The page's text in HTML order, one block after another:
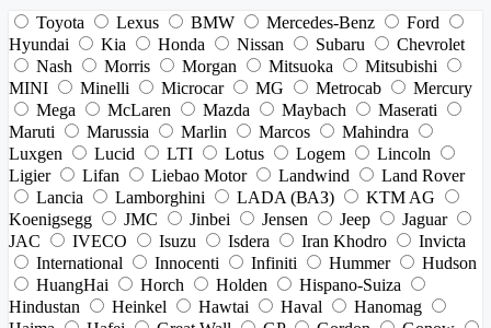
Toyota Lexus BMW Mercedes-Benz
Ford
Hyundai
Kia Honda Nissan Subaru
Chevrolet
Nash
Morris Morgan Mitsuoka
Mitsubishi
MINI
Minelli Microcar MG Metrocab
Mercury
Mega
McLaren Mazda Maybach
Maserati
Maruti
Marussia Marlin Marcos
Mahindra
Luxgen
Lucid LTI Lotus Logem
Lincoln
Ligier
Lifan Liebao Motor Landwind
Land Rover
Lancia
Lamborghini LADA (ВАЗ)
KTM AG
Koenigsegg
JMC Jinbei Jensen Jeep
Jaguar
JAC
IVECO Isuzu Isdera Iran Khodro
Invicta
International
Innocenti Infiniti Hummer
Hudson
HuangHai
Horch Holden
Hispano-Suiza
Hindustan
Heinkel Hawtai Haval
Hanomag